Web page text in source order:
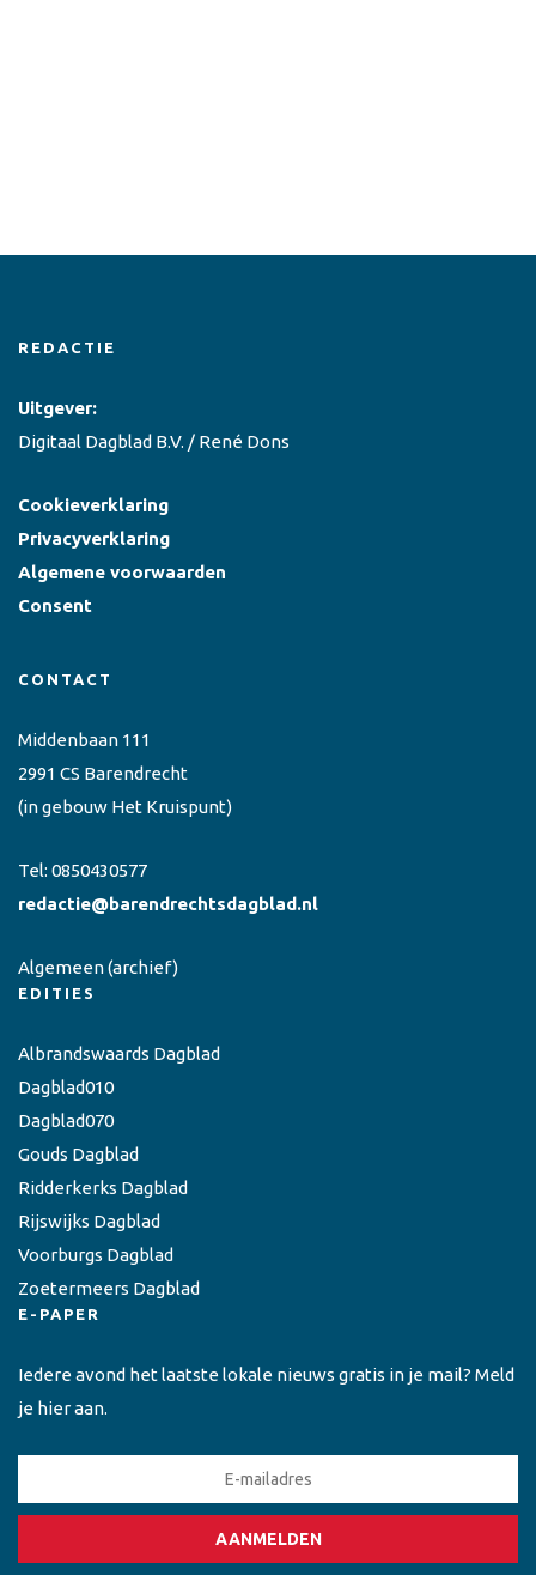
REDACTIE
Uitgever:
Digitaal Dagblad B.V. / René Dons
Cookieverklaring
Privacyverklaring
Algemene voorwaarden
Consent
CONTACT
Middenbaan 111
2991 CS Barendrecht
(in gebouw Het Kruispunt)
Tel: 0850430577
redactie@barendrechtsdagblad.nl
Algemeen(archief)
EDITIES
Albrandswaards Dagblad
Dagblad010
Dagblad070
Gouds Dagblad
Ridderkerks Dagblad
Rijswijks Dagblad
Voorburgs Dagblad
Zoetermeers Dagblad
E-PAPER
Iedere avond het laatste lokale nieuws gratis in je mail? Meld
je hier aan.